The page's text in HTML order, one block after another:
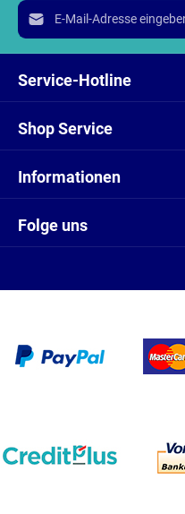
E-Mail-Adresse*
Ich habe die
einverstanden.
Folge uns
Service-Hotline
Shop Service
Informationen